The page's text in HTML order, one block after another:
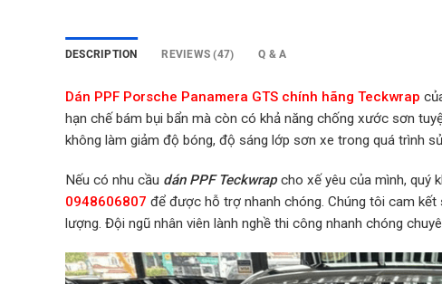
DESCRIPTION REVIEWS (47) Q & A
Dán PPF Porsche Panamera GTS chính hãng Teckwrap
hạn chế bám bụi bẩn mà còn có khả năng chống xước sơn
không làm giảm độ bóng, độ sáng lớp sơn xe trong quá trình
Nếu có nhu cầu dán PPF Teckwrapcho xế yêu của mình, quý
0948606807 để được hỗ trợ nhanh chóng. Chúng tôi cam kết
lượng. Đội ngũ nhân viên lành nghề thi công nhanh chóng